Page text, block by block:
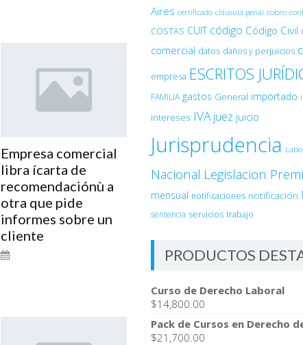
Empresa comercial
libra ícarta de
recomendaciónù a
otra que pide
informes sobre un
cliente
Aires certificado cláusula penal cobro
COSTAS CUIT código Código Civil
comercial datos daños y perjuicios
empresa ESCRITOS
FAMILIA gastos General importado
intereses IVA juez juicio
Jurisprudencia
Nacional Legislacion
mensual notificaciones notificación
sentencia servicios trabajo
PRODUCTOS
Curso de Derecho Laboral
$14,800.00
Pack de Cursos en Derecho
$21,700.00